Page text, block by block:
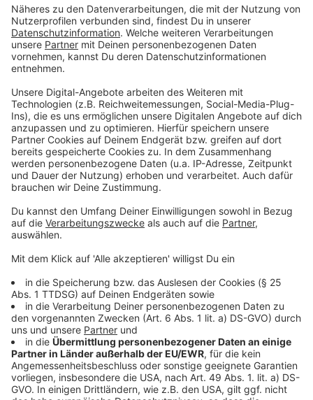
erkennen sind. Wer nicht zahlt, muss mit
Inkassounternehmen rechnen – und die Kosten können
schnell über 100 Euro steigen. Die Anbieter weisen die
Vorwürfe der Abzocke zurück und argumentieren, dass
Anzeige
Wann muss man zahlen?
Anzeige
Rechtlich gilt: Eine Vertragsstrafe ist nur dann fällig,
angezeigt waren und man dagegen verstoßen hat. Die
Strafe muss jedoch angemessen sein - Gerichte
halten etwa 30 Euro für vertretbar. Wer den Eindruck
hat, dass ein Parkverstoß ungerechtfertigt ist, kann
Einspruch beim Betreiber einlegen. Wichtig dabei:
Beweise sichern! Dazu gehören Quittungen, Fotos von
den Schildern und der Parksituation.